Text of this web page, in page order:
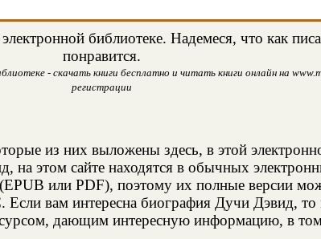
библиотеке. Надемеся, что как
понравится.
- скачать книги бесплатно и читать книги онлайн на
регистрации
из них выложены здесь, в этой
на этом сайте находятся в обычных
или PDF), поэтому их полные версии
Если вам интересна биография Дучи Дэвид,
дающим интересную информацию, в